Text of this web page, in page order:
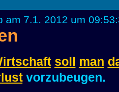
am 7.1. 2012 um
soll man
vorzubeugen.